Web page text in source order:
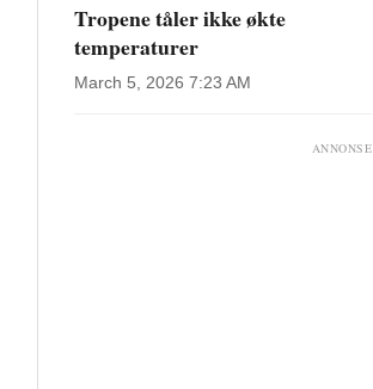
Tropene tåler ikke økte
temperaturer
March 5, 2026 7:23 AM
ANNONSE